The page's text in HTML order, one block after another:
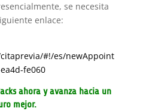
se necesita
enlace:
#!/es/newAppoint
fe060
ahora y avanza hacia un
mejor.